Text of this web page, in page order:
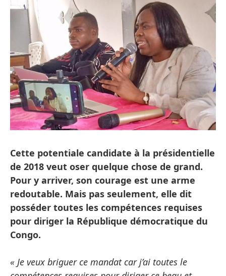
Cette potentiale candidate à la présidentielle
de 2018 veut oser quelque chose de grand.
Pour y arriver, son courage est une arme
redoutable. Mais pas seulement, elle dit
posséder toutes les compétences requises
pour diriger la République démocratique du
Congo.
« Je veux briguer ce mandat car j’ai toutes le